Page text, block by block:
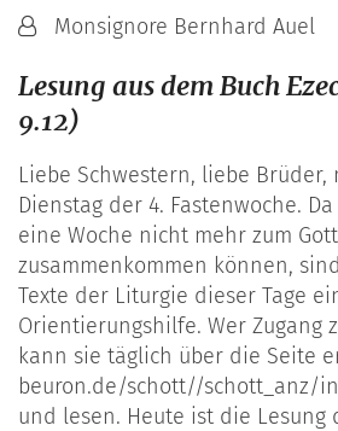
Von:Monsignore Bernhard Auel
Lesung aus dem Buch
9.12)
Liebe Schwestern, liebe
Dienstag der 4. Fastenwoche.
eine Woche nicht mehr zum
zusammenkommen können,
Texte der Liturgie dieser Tage
Orientierungshilfe. Wer Zugang
kann sie täglich über die Seite
beuron.de/schott//schott_anz/
und lesen. Heute ist die Lesung